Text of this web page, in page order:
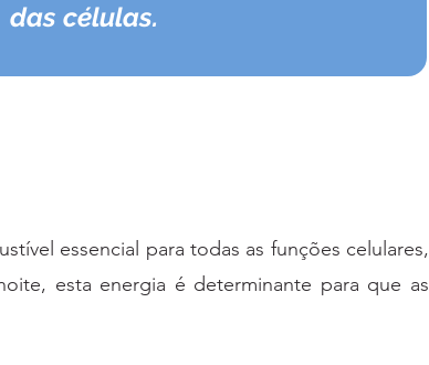
das células.
essencial para todas as funções celulares,
esta energia é determinante para que as